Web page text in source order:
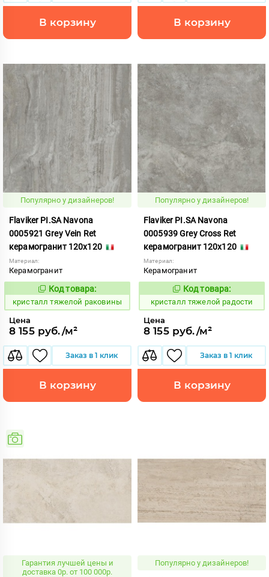
В корзину В корзину
Популярно у дизайнеров!
Flaviker PI.SA Navona
0005921 Grey Vein Ret
керамогранит 120x120
Материал:
Керамогранит
825953
Код товара:
кристалл тяжелой раковины
Цена
8 155 руб./м²
Заказ в 1 клик
В корзину
Популярно у дизайнеров!
Flaviker PI.SA Navona
0005939 Grey Cross Ret
керамогранит 120x120
Материал:
Керамогранит
825952
Код товара:
кристалл тяжелой радости
Цена
8 155 руб./м²
Заказ в 1 клик
В корзину
Гарантия лучшей цены и
доставка 0р. от 100 000р.
Популярно у дизайнеров!